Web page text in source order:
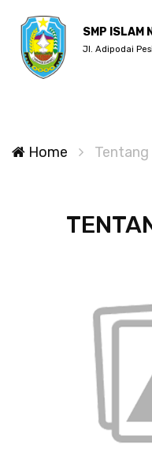
SMP ISLAM
Jl. Adipodai
Home Tentang